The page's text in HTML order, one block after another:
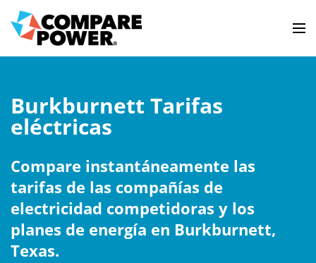
Burkburnett Tarifas
eléctricas
Compare instantáneamente las
tarifas de las compañías de
electricidad competidoras y los
planes de energía en Burkburnett,
Texas.